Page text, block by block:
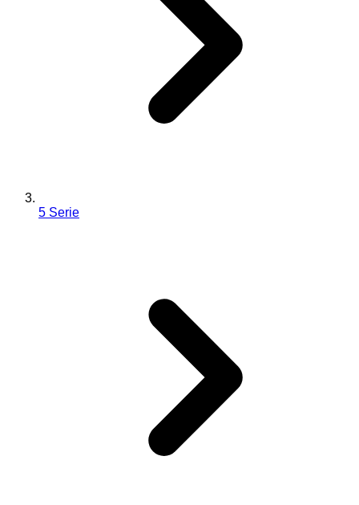
5 Serie